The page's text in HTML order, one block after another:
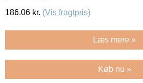
186.06 kr. (Vis fragtpris)
Læs mere »
Køb nu »